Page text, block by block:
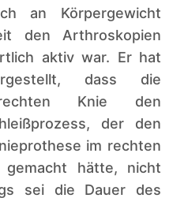
an Körpergewicht
den Arthroskopien
aktiv war. Er hat
dass die
Knie den
der den
im rechten
gemacht hätte, nicht
sei die Dauer des